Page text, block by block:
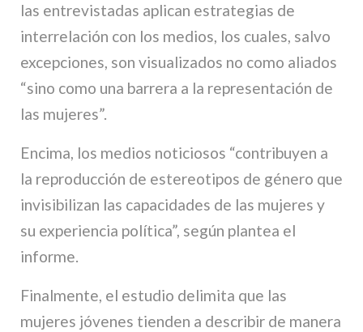
las entrevistadas aplican estrategias de
interrelación con los medios, los cuales, salvo
excepciones, son visualizados no como aliados
“sino como una barrera a la representación de
las mujeres”.
Encima, los medios noticiosos “contribuyen a
la reproducción de estereotipos de género que
invisibilizan las capacidades de las mujeres y
su experiencia política”, según plantea el
informe.
Finalmente, el estudio delimita que las
mujeres jóvenes tienden a describir de manera